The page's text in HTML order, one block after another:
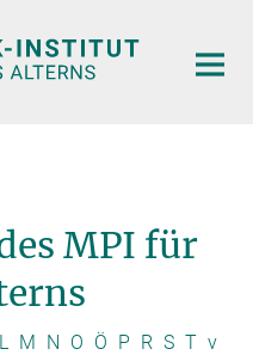
MPI für
L M N O Ö P R S T v